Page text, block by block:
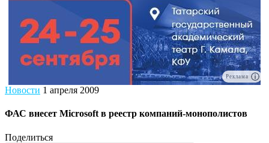
Реклама
Новости 1 апреля 2009
ФАС внесет Microsoft в реестр компаний-монополистов
Поделиться